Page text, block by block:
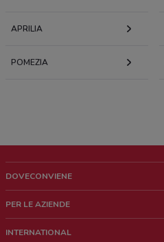
APRILIA
POMEZIA
DOVECONVIENE
Chi siamo
PER LE AZIENDE
INTERNATIONAL